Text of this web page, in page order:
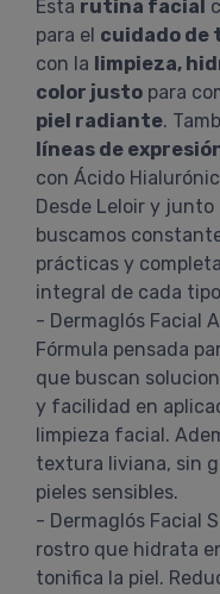
Esta rutina facial
para el cuidado de
con la limpieza,
color justo para
piel radiante.
líneas de
con Ácido
Desde Leloir y junto
buscamos
prácticas y
integral de cada
- Dermaglós Facial
Fórmula pensada
que buscan
y facilidad en
limpieza facial.
textura liviana, sin
pieles sensibles.
- Dermaglós Facial
rostro que hidrata
tonifica la piel.